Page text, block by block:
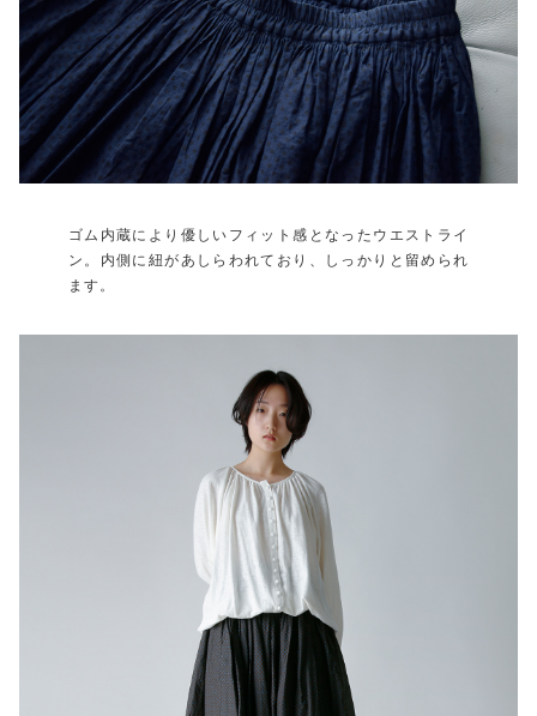
ゴム内蔵により優しいフィット感となったウエストライ
ン。内側に紐があしらわれており、しっかりと留められ
ます。